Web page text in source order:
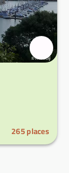
265places